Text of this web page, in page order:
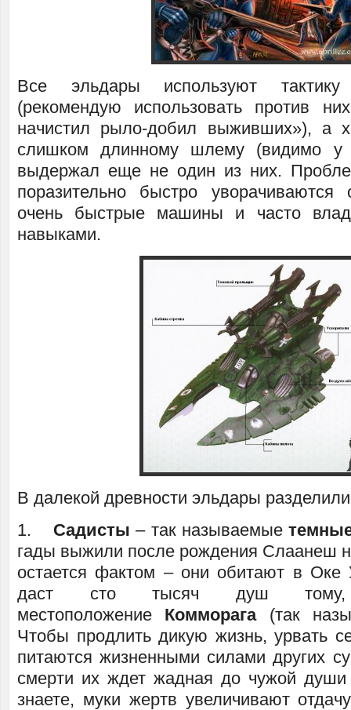
Все эльдары используют тактику
(рекомендую использовать против
начистил рыло-добил выживших»), а
слишком длинному шлему (видимо у
выдержал еще не один из них.
поразительно быстро
очень быстрые машины и часто
навыками.
В далекой древности эльдары
1. Садисты– так называемые
гады выжили после рождения Слаанеш
остается фактом – они обитают в
даст сто тысяч душ тому,
местоположение Комморага (так
Чтобы продлить дикую жизнь, урвать
питаются жизненными силами других
смерти их ждет жадная до чужой
знаете, муки жертв увеличивают